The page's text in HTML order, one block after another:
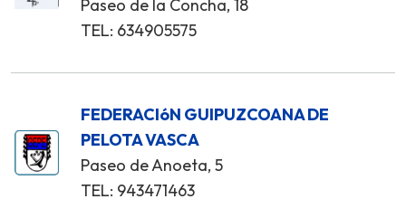
Paseo de la Concha, 18
TEL: 634905575
FEDERACIóN GUIPUZCOANA DE
PELOTA VASCA
Paseo de Anoeta, 5
TEL: 943471463